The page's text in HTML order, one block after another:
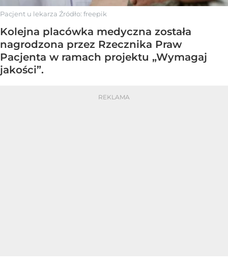
Pacjent u lekarza Źródło: freepik
Kolejna placówka medyczna została
nagrodzona przez Rzecznika Praw
Pacjenta w ramach projektu „Wymagaj
jakości”.